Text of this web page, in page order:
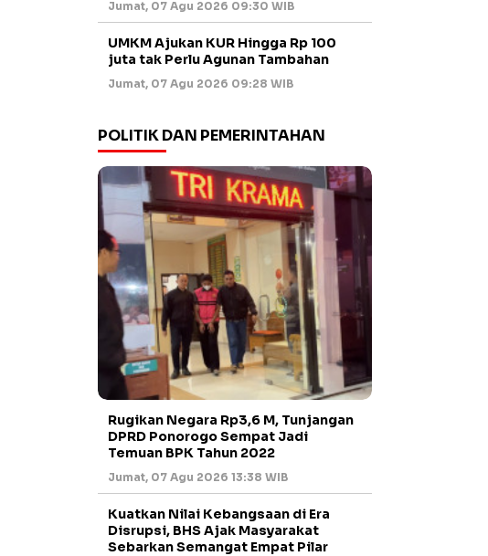
Jumat, 07 Agu 2026 09:30 WIB
UMKM Ajukan KUR Hingga Rp 100
juta tak Perlu Agunan Tambahan
Jumat, 07 Agu 2026 09:28 WIB
POLITIK DAN PEMERINTAHAN
Rugikan Negara Rp3,6 M, Tunjangan
DPRD Ponorogo Sempat Jadi
Temuan BPK Tahun 2022
Jumat, 07 Agu 2026 13:38 WIB
Kuatkan Nilai Kebangsaan di Era
Disrupsi, BHS Ajak Masyarakat
Sebarkan Semangat Empat Pilar